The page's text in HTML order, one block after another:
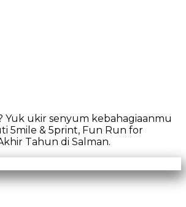
Yuk ukir senyum kebahagiaanmu
5mile & 5print, Fun Run for
Tahun di Salman.